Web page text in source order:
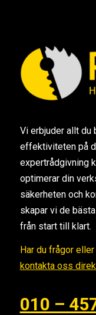
Vi erbjuder allt du
effektiviteten på
expertrådgivning
optimerar din
säkerheten och
skapar vi de
från start till klart.
Har du frågor
kontakta oss
010 –